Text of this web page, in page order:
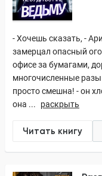
- Хочешь сказать, -
замерцал опасный
офисе за бумагами,
многочисленные разы
просто смешна! - он
она ...
раскрыть
Читать книгу